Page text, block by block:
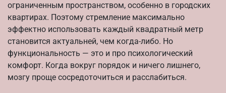
ограниченным пространством, особенно в городских
квартирах. Поэтому стремление максимально
эффектно использовать каждый квадратный метр
становится актуальней, чем когда-либо. Но
функциональность — это и про психологический
комфорт. Когда вокруг порядок и ничего лишнего,
мозгу проще сосредоточиться и расслабиться.